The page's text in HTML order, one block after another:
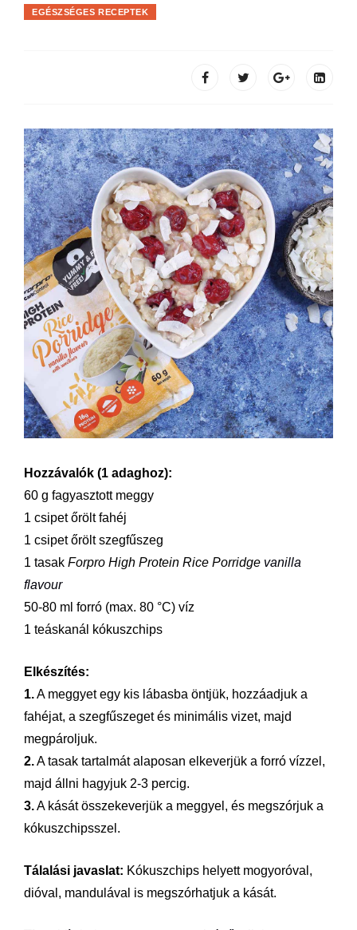
EGÉSZSÉGES RECEPTEK
Hozzávalók (1 adaghoz):
60 g fagyasztott meggy
1 csipet őrölt fahéj
1 csipet őrölt szegfűszeg
1 tasak Forpro High Protein Rice Porridge vanilla
flavour
50-80 ml forró (max. 80 °C) víz
1 teáskanál kókuszchips
Elkészítés:
1.A meggyet egy kis lábasba öntjük, hozzáadjuk a
fahéjat, a szegfűszeget és minimális vizet, majd
megpároljuk.
2.A tasak tartalmát alaposan elkeverjük a forró vízzel,
majd állni hagyjuk 2-3 percig.
3.A kását összekeverjük a meggyel, és megszórjuk a
kókuszchipsszel.
Tálalási javaslat: Kókuszchips helyett mogyoróval,
dióval, mandulával is megszórhatjuk a kását.